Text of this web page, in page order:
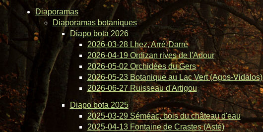
Diaporamas
Diaporamas botaniques
Diapo bota 2026
2026-03-28 Lhez, Arré-Darré
2026-04-19 Ordizan rives de l'Adour
2026-05-02 Orchidées du Gers
2026-05-23 Botanique au Lac Vert (Agos-Vidalos)
2026-06-27 Ruisseau d'Artigou
Diapo bota 2025
2025-03-29 Séméac, bois du château d'eau
2025-04-13 Fontaine de Crastes (Asté)